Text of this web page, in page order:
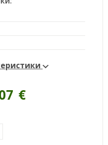
€